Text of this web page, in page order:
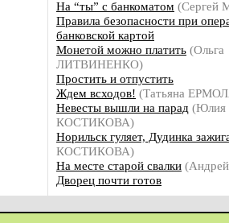
На “ты” с банкоматом
Правила безопасности при
банковской картой
Монетой можно платить (Ольга
ЛИТВИНЕНКО)
Простить и отпустить
Ждем всходов! (Татьяна
Невесты вышли на парад (Юлия
КОСТИКОВА)
Норильск гуляет, Дудинка
КОСТИКОВА)
На месте старой свалки
Дворец почти готов